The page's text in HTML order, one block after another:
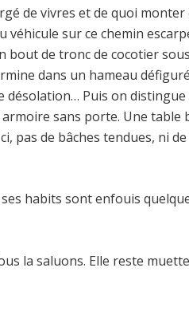
de vivres et de quoi monter
sur ce chemin
bout de tronc de cocotier
dans un hameau
désolation… Puis on
sans porte. Une table
pas de bâches tendues, ni
habits sont enfouis
la saluons. Elle reste